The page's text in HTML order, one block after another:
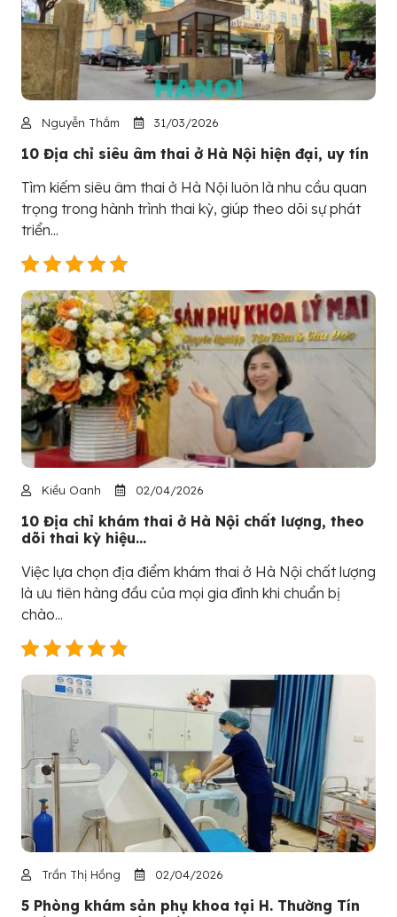
Nguyễn Thắm 31/03/2026
10 Địa chỉ siêu âm thai ở Hà Nội hiện đại, uy tín
Tìm kiếm siêu âm thai ở Hà Nội luôn là nhu cầu quan
trọng trong hành trình thai kỳ, giúp theo dõi sự phát
triển...
Kiều Oanh 02/04/2026
10 Địa chỉ khám thai ở Hà Nội chất lượng, theo
dõi thai kỳ hiệu...
Việc lựa chọn địa điểm khám thai ở Hà Nội chất lượng
là ưu tiên hàng đầu của mọi gia đình khi chuẩn bị
chào...
Trần Thị Hồng 02/04/2026
5 Phòng khám sản phụ khoa tại H. Thường Tín